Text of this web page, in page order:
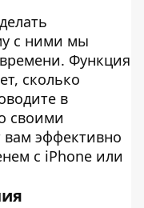
с ними мы
Функция
сколько
в
своими
вам эффективно
с iPhone или